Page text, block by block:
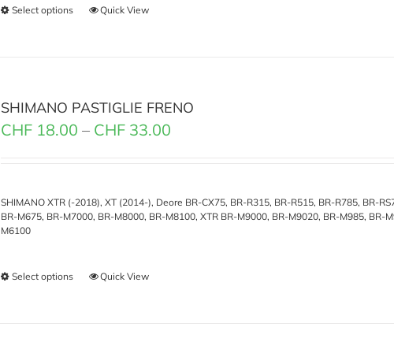
Select options Quick View
SHIMANO PASTIGLIE FRENO
CHF 18.00 – CHF 33.00
SHIMANO XTR (-2018), XT (2014-), Deore BR-CX75, BR-R315, BR-R515, BR-R785, BR-
BR-M675, BR-M7000, BR-M8000, BR-M8100, XTR BR-M9000, BR-M9020, BR-M985, BR-
M6100
Select options Quick View